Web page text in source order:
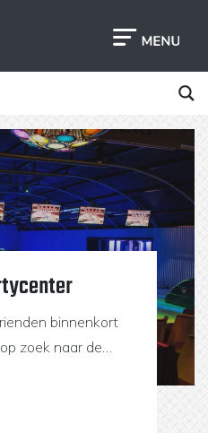
binnenkort
zoek naar de
Bij ons